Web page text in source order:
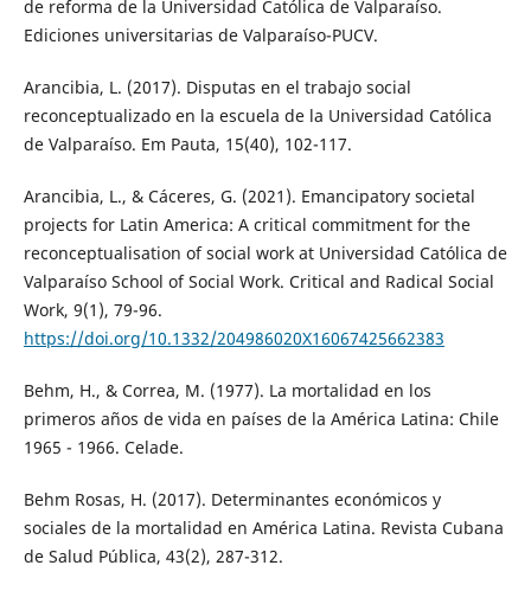
de reforma de la Universidad Católica de Valparaíso.
Ediciones universitarias de Valparaíso-PUCV.
Arancibia, L. (2017). Disputas en el trabajo social
reconceptualizado en la escuela de la Universidad Católica
de Valparaíso. Em Pauta, 15(40), 102-117.
Arancibia, L., & Cáceres, G. (2021). Emancipatory societal
projects for Latin America: A critical commitment for the
reconceptualisation of social work at Universidad Católica de
Valparaíso School of Social Work. Critical and Radical Social
Work, 9(1), 79-96.
https://doi.org/10.1332/204986020X16067425662383
Behm, H., & Correa, M. (1977). La mortalidad en los
primeros años de vida en países de la América Latina: Chile
1965 - 1966. Celade.
Behm Rosas, H. (2017). Determinantes económicos y
sociales de la mortalidad en América Latina. Revista Cubana
de Salud Pública, 43(2), 287-312.